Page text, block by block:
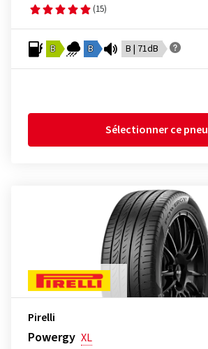
(15)
B B B | 71dB
Sélectionner ce pneu
Pirelli
Powergy XL